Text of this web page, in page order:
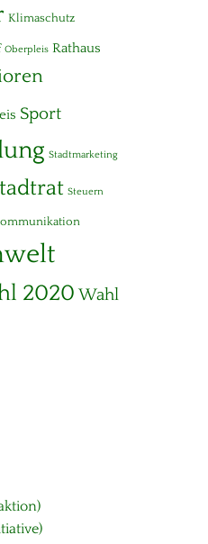
Klimaschutz
Oberpleis Rathaus
Sport
Stadtmarketing
Steuern
2020 Wahl